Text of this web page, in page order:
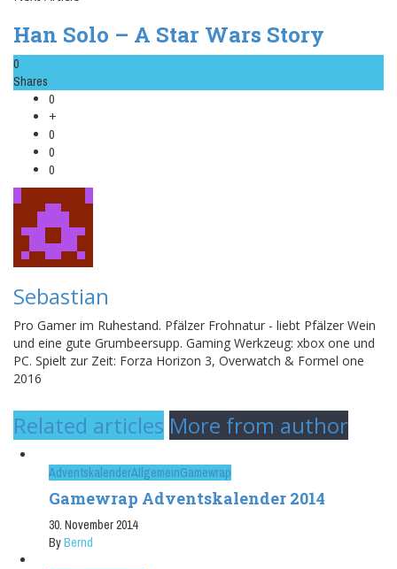
Han Solo – A Star Wars Story
0
Shares
0
+
0
0
0
Sebastian
Pro Gamer im Ruhestand. Pfälzer Frohnatur - liebt Pfälzer Wein
und eine gute Grumbeersupp. Gaming Werkzeug: xbox one und
PC. Spielt zur Zeit: Forza Horizon 3, Overwatch & Formel one
2016
Related articles More from author
AdventskalenderAllgemeinGamewrap
Gamewrap Adventskalender 2014
30. November 2014
ByBernd